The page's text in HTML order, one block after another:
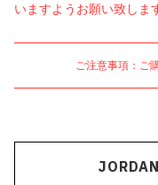
いますようお願い致しま
ご注意事項：ご